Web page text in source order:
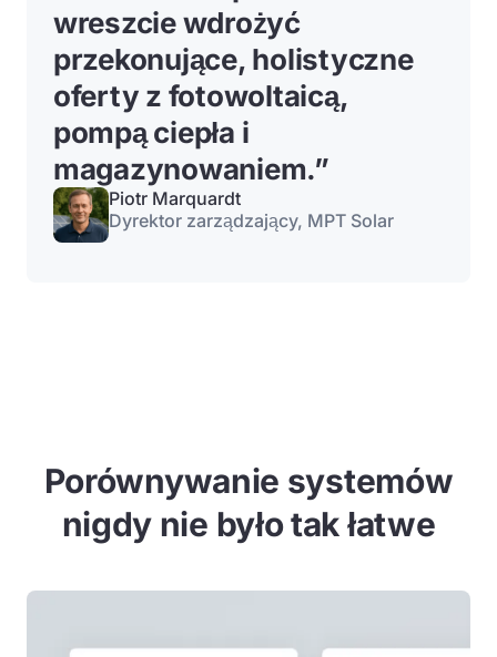
wreszcie wdrożyć
przekonujące, holistyczne
oferty z fotowoltaicą,
pompą ciepła i
magazynowaniem.”
Piotr Marquardt
Dyrektor zarządzający, MPT Solar
Porównywanie systemów
nigdy nie było tak łatwe